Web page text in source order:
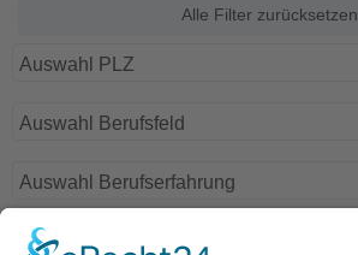
Alle Filter zurücksetzen
Auswahl PLZ
Auswahl Berufsfeld
Auswahl Berufserfahrung
Auswahl Position